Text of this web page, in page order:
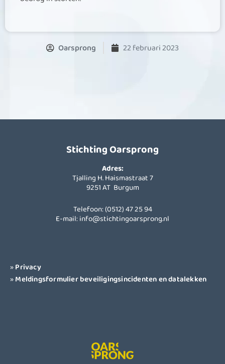
Oarsprong 22 februari 2023
Stichting Oarsprong
Adres:
Tjalling H. Haismastraat 7
9251 AT Burgum
Telefoon: (0512) 47 25 94
E-mail:info@stichtingoarsprong.nl
»Privacy
»Meldingsformulier beveiligingsincidenten en datalekken